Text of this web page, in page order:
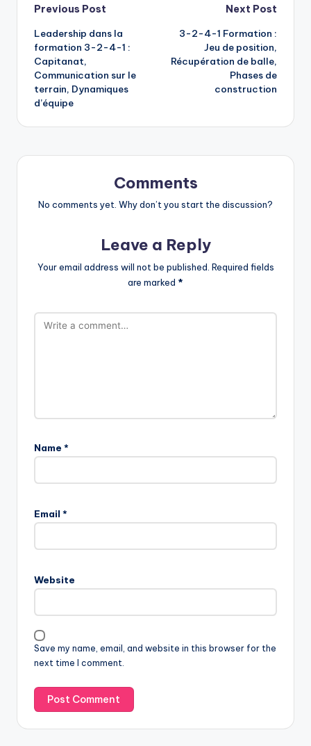
Post
navigation
Previous Post
Leadership dans la
formation 3-2-4-1 :
Capitanat,
Communication sur le
terrain, Dynamiques
d’équipe
Next Post
3-2-4-1 Formation :
Jeu de position,
Récupération de balle,
Phases de
construction
Comments
No comments yet. Why don’t you start the discussion?
Leave a Reply
Your email address will not be published. Required fields
are marked *
Name *
Email *
Website
Save my name, email, and website in this browser for the
next time I comment.